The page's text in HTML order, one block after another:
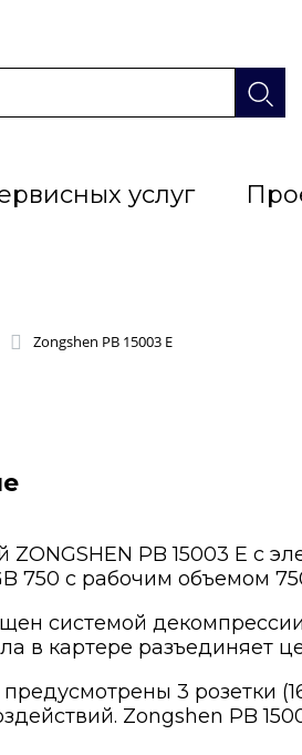
услуг
Zongshen PB 15003 E
ZONGSHEN PB 15003 E с
750 с рабочим объемом
системой
в картере разъединяет
3 розетки
Zongshen PB